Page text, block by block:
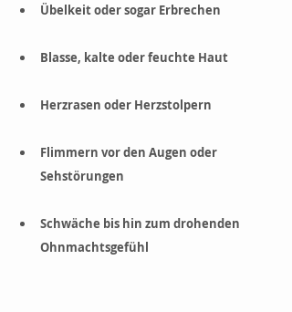
Übelkeit oder sogar Erbrechen
Blasse, kalte oder feuchte Haut
Herzrasen oder Herzstolpern
Flimmern vor den Augen oder
Sehstörungen
Schwäche bis hin zum drohenden
Ohnmachtsgefühl